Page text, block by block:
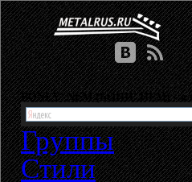
BONEY' NEM (БОНИ' НЕМ) -
Группы
Стили